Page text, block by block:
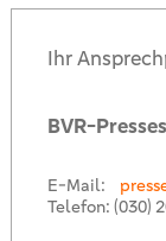
Ihr
BVR-
E-Mail:
Telefon: (030)